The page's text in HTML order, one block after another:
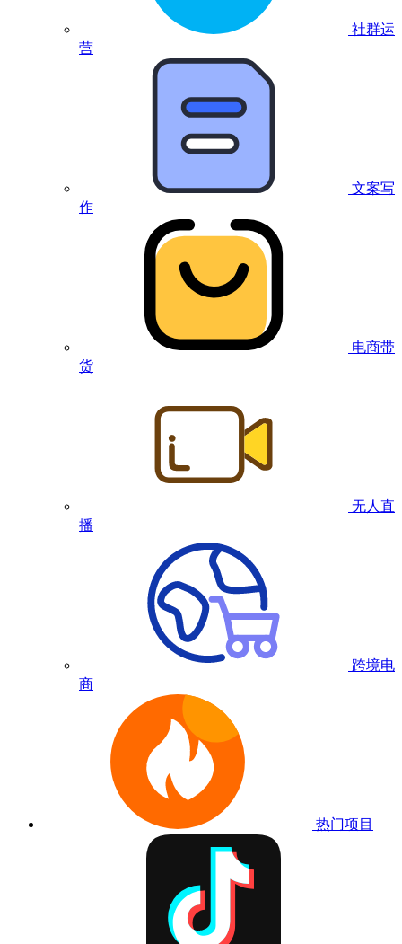
社群运
营
文案写
作
电商带
货
无人直
播
跨境电
商
热门项目